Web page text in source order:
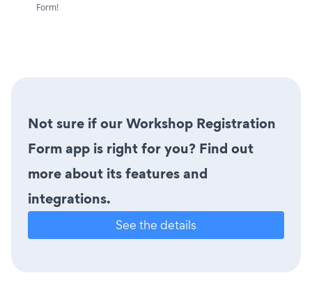
Form!
Not sure if our Workshop Registration
Form app is right for you? Find out
more about its features and
integrations.
See the details